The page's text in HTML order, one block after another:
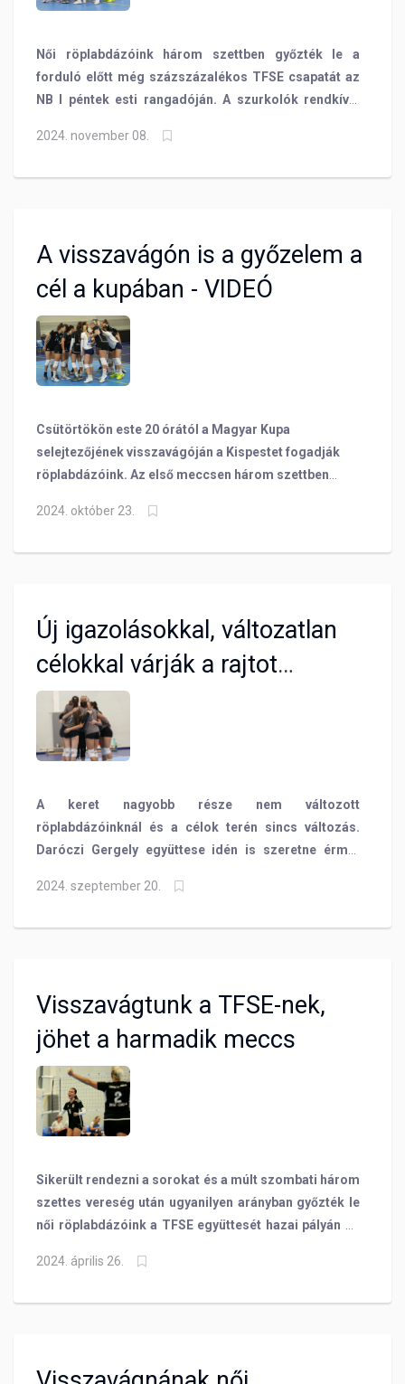
Női röplabdázóink három szettben győzték le a
forduló előtt még százszázalékos TFSE csapatát az
NB I péntek esti rangadóján. A szurkolók rendkívül
viszont a BVSC bírt jobban!
2024. november 08.
A visszavágón is a győzelem a
cél a kupában - VIDEÓ
Csütörtökön este 20 órától a Magyar Kupa
selejtezőjének visszavágóján a Kispestet fogadják
röplabdázóink. Az első meccsen három szettben
győzelem a cél. Az MTK elleni találkozó után
2024. október 23.
Új igazolásokkal, változatlan
célokkal várják a rajtot
röplabdázóink
A keret nagyobb része nem változott
röplabdázóinknál és a célok terén sincs változás.
Daróczi Gergely együttese idén is szeretne érmet
várni, hiszen jövő szombaton elkezdődik a
2024. szeptember 20.
Visszavágtunk a TFSE-nek,
jöhet a harmadik meccs
Sikerült rendezni a sorokat és a múlt szombati három
szettes vereség után ugyanilyen arányban győzték le
női röplabdázóink a TFSE együttesét hazai pályán az
áll a párharc.
2024. április 26.